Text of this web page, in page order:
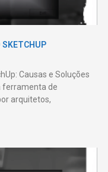
SKETCHUP
Causas e Soluções
ferramenta de
arquitetos,